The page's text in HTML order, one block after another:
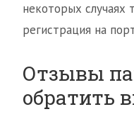
некоторых случаях
регистрация на
Отзывы
обратить